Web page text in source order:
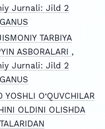
Jurnali: Jild 2
TARBIYA
ASBORALARI ,
Jurnali: Jild 2
YOSHLI O‘QUVCHILAR
OLDINI OLISHDA